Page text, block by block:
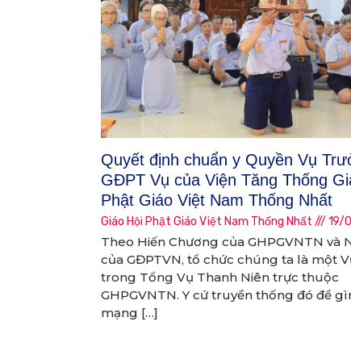
Quyết định chuẩn y Quyền Vụ
GĐPT Vụ của Viện Tăng Thống
Phật Giáo Việt Nam Thống Nhất
Giáo Hội Phật Giáo Việt Nam Thống Nhất 19/
Theo Hiến Chương của GHPGVNTN và
của GĐPTVN, tổ chức chúng ta là một
trong Tổng Vụ Thanh Niên trực thuộc
GHPGVNTN. Y cứ truyền thống đó để
mạng […]